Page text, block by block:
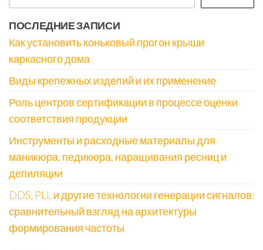
ПОСЛЕДНИЕ ЗАПИСИ
Как установить коньковый прогон крыши
каркасного дома
Виды крепежных изделий и их применение
Роль центров сертификации в процессе оценки
соответствия продукции
Инструменты и расходные материалы для
маникюра, педикюра, наращивания ресниц и
депиляции
DDS, PLL и другие технологии генерации сигналов:
сравнительный взгляд на архитектуры
формирования частоты